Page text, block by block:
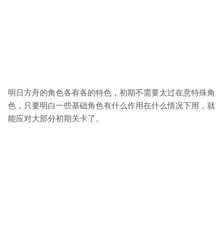
明日方舟的角色各有各的特色，初期不需要太过在意特殊角
色，只要明白一些基础角色有什么作用在什么情况下用，就
能应对大部分初期关卡了。